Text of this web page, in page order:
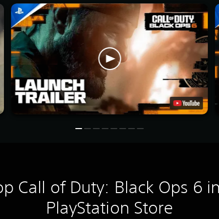
Call of Duty: Black Ops 6
PlayStation Store